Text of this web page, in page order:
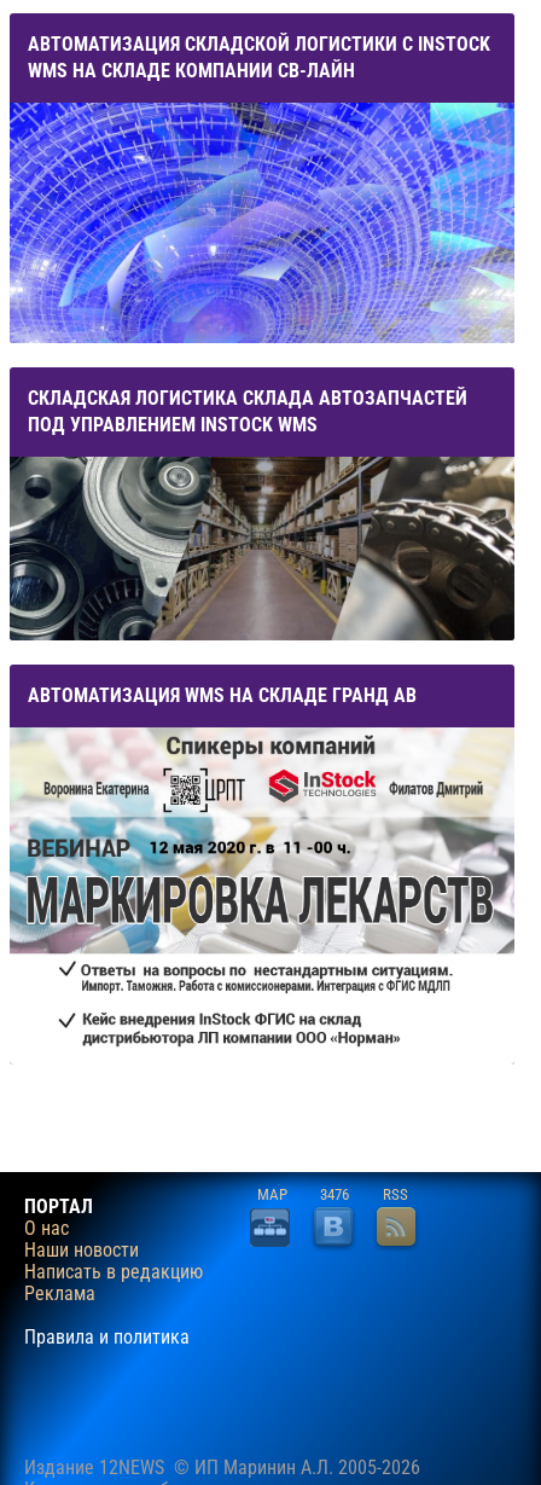
АВТОМАТИЗАЦИЯ СКЛАДСКОЙ ЛОГИСТИКИ С INSTOCK
WMS НА СКЛАДЕ КОМПАНИИ СВ-ЛАЙН
СКЛАДСКАЯ ЛОГИСТИКА СКЛАДА АВТОЗАПЧАСТЕЙ
ПОД УПРАВЛЕНИЕМ INSTOCK WMS
АВТОМАТИЗАЦИЯ WMS НА СКЛАДЕ ГРАНД АВ
ПОРТАЛ
О нас
Наши новости
Написать в редакцию
Реклама
Правила и политика
MAP 3476 RSS
Издание 12NEWS © ИП Маринин А.Л. 2005-2026